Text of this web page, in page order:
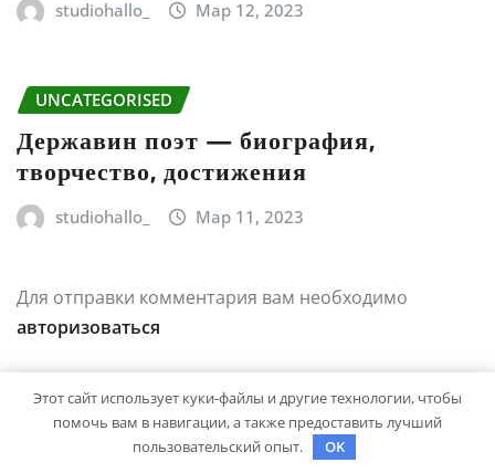
studiohallo_ Мар 12, 2023
UNCATEGORISED
Державин поэт — биография,
творчество, достижения
studiohallo_ Мар 11, 2023
Для отправки комментария вам необходимо
авторизоваться
ПОИСК
Этот сайт использует куки-файлы и другие технологии, чтобы
помочь вам в навигации, а также предоставить лучший
пользовательский опыт.
OK